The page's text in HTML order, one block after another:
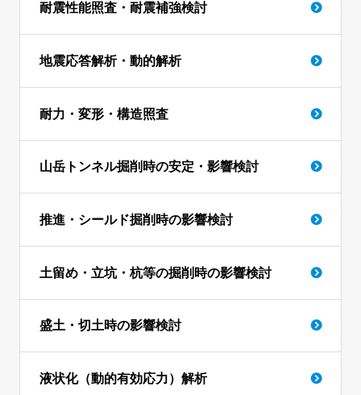
耐震性能照査・耐震補強検討
地震応答解析・動的解析
耐力・変形・構造照査
山岳トンネル掘削時の安定・影響検討
推進・シールド掘削時の影響検討
土留め・立坑・杭等の掘削時の影響検討
盛土・切土時の影響検討
液状化（動的有効応力）解析